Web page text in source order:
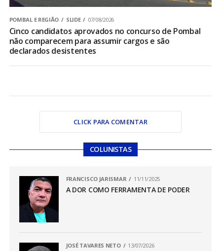
POMBAL E REGIÃO SLIDE 07/08/2026
Cinco candidatos aprovados no concurso de Pombal
não comparecem para assumir cargos e são
declarados desistentes
CLICK PARA COMENTAR
COLUNISTAS
FRANCISCO JARISMAR 11/11/2025
A DOR COMO FERRAMENTA DE PODER
JOSÉ TAVARES NETO 13/07/2026